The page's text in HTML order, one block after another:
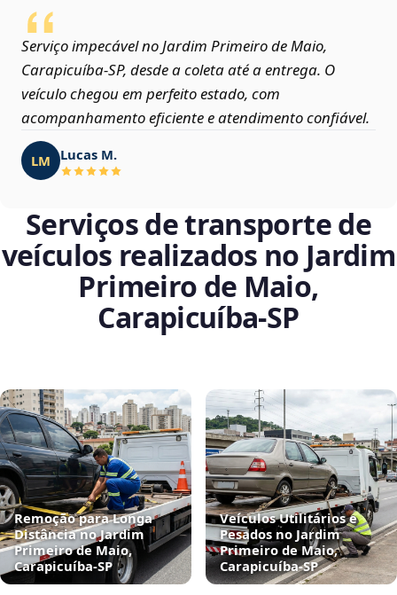
Serviço impecável no Jardim Primeiro de Maio,
Carapicuíba‑SP, desde a coleta até a entrega. O
veículo chegou em perfeito estado, com
acompanhamento eficiente e atendimento confiável.
LM Lucas M.
Serviços de transporte de
veículos realizados no Jardim
Primeiro de Maio,
Carapicuíba‑SP
Remoção para Longa
Distância no Jardim
Primeiro de Maio,
Carapicuíba‑SP
Veículos Utilitários e
Pesados no Jardim
Primeiro de Maio,
Carapicuíba‑SP